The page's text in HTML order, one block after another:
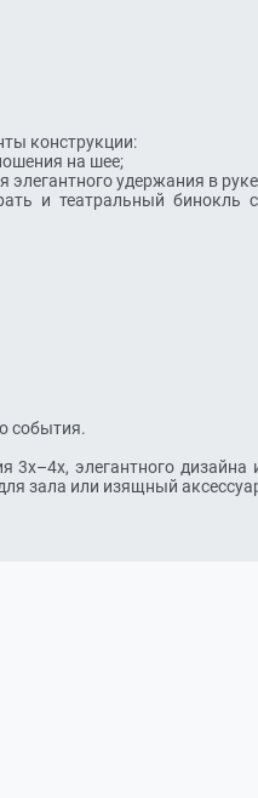
конструкции:
зала или изящный